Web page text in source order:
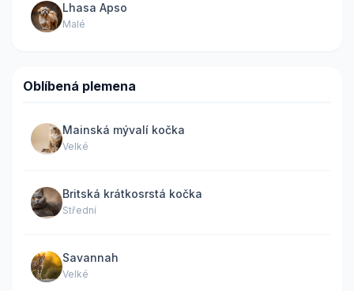
Lhasa Apso
Malé
Oblíbená plemena
Mainská mývalí kočka
Velké
Britská krátkosrstá kočka
Střední
Savannah
Velké